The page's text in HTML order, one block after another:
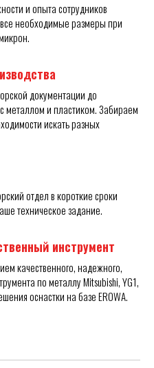
и опыта сотрудников
необходимые размеры при
документации до
металлом и пластиком. Забираем
искать разных
отдел в короткие сроки
техническое задание.
инструмент
качественного, надежного,
по металлу Mitsubishi, YG1,
оснастки на базе EROWA.